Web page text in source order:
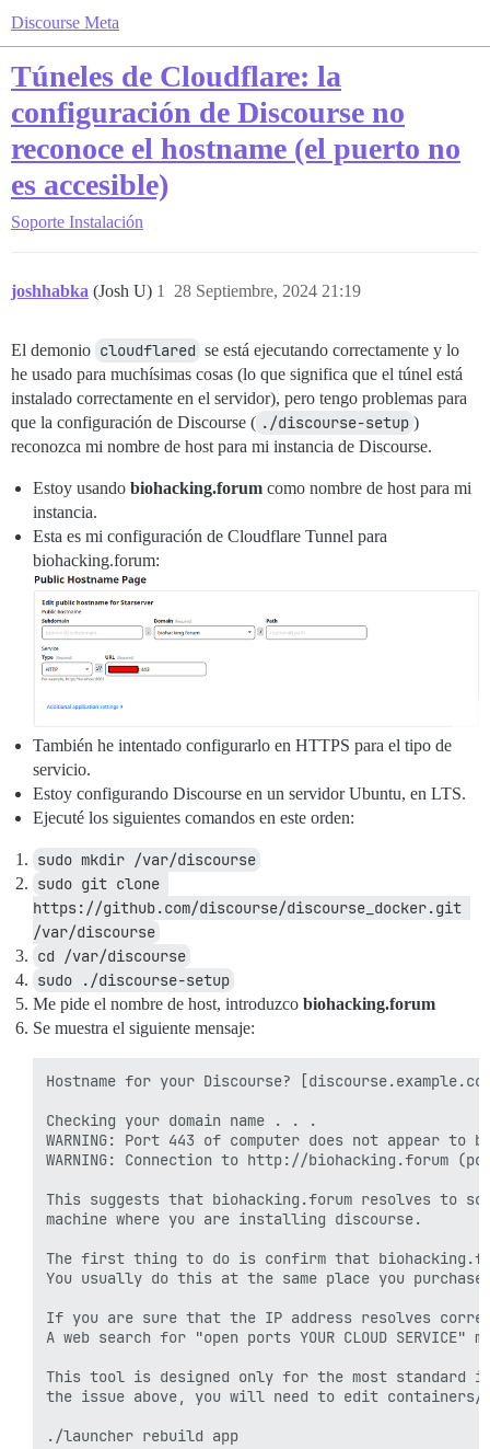
Discourse Meta
Túneles de Cloudflare: la
configuración de Discourse no
reconoce el hostname (el puerto no
es accesible)
Soporte Instalación
joshhabka (Josh U) 28 Septiembre, 2024 21:19
1
El demonio cloudflared se está ejecutando correctamente y lo
he usado para muchísimas cosas (lo que significa que el túnel está
instalado correctamente en el servidor), pero tengo problemas para
que la configuración de Discourse ( ./discourse-setup )
reconozca mi nombre de host para mi instancia de Discourse.
Estoy usando biohacking.forum como nombre de host para mi
instancia.
Esta es mi configuración de Cloudflare Tunnel para
biohacking.forum:
También he intentado configurarlo en HTTPS para el tipo de
servicio.
Estoy configurando Discourse en un servidor Ubuntu, en LTS.
Ejecuté los siguientes comandos en este orden:
sudo mkdir /var/discourse
sudo git clone
https://github.com/discourse/discourse_docker.git
/var/discourse
cd /var/discourse
sudo ./discourse-setup
Me pide el nombre de host, introduzco biohacking.forum
Se muestra el siguiente mensaje:
Hostname for your Discourse?
Checking your domain name . . .
WARNING: Port 443 of computer does not appear
WARNING: Connection to http://biohacking.forum
This suggests that biohacking.forum resolves to
machine where you are installing discourse.
The first thing to do is confirm that
You usually do this at the same place you
If you are sure that the IP address resolves
A web search for "open ports YOUR CLOUD SERVICE"
This tool is designed only for the most standard
the issue above, you will need to edit containers/